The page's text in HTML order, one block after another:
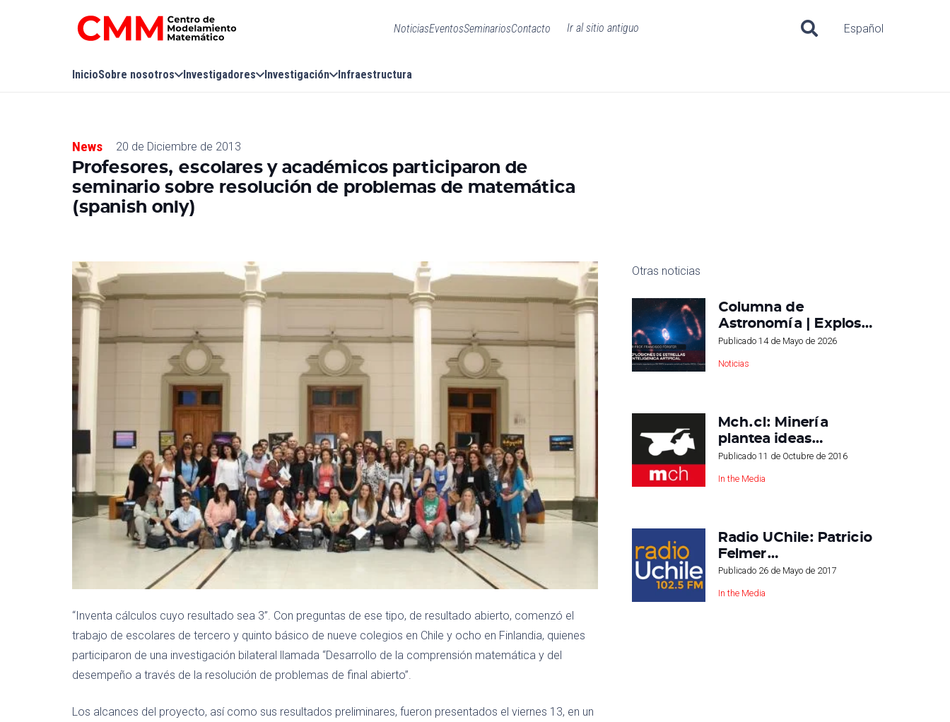
NoticiasEventosSeminariosContacto Ir al sitio antiguo Español
InicioSobre nosotros Investigadores Investigación Infraestructura
News 20 de Diciembre de 2013
Profesores, escolares y académicos participaron de
seminario sobre resolución de problemas de matemática
(spanish only)
“Inventa cálculos cuyo resultado sea 3”. Con preguntas de ese tipo, de resultado abierto, comenzó el
trabajo de escolares de tercero y quinto básico de nueve colegios en Chile y ocho en Finlandia, quienes
participaron de una investigación bilateral llamada “Desarrollo de la comprensión matemática y del
desempeño a través de la resolución de problemas de final abierto”.
Los alcances del proyecto, así como sus resultados preliminares, fueron presentados el viernes 13, en un
Otras noticias
Columna de
Astronomía | Explos…
Publicado 14 de Mayo de 2026
Noticias
Mch.cl: Minería
plantea ideas…
Publicado 11 de Octubre de 2016
In the Media
Radio UChile: Patricio
Felmer…
Publicado 26 de Mayo de 2017
In the Media